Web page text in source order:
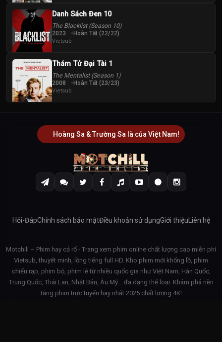
Danh Sách Đen 10
The Blacklist (Season 10)
2023 Hoàn Tất (22/22)
Vietsub
Thám Tử Đại Tài 1
The Mentalist (Season 1)
2008 Hoàn Tất (23/23)
Vietsub
Hoàng Sa & Trường Sa là của Việt Nam!
Hỏi-ĐápChính sách bảo mậtĐiều khoản sử dụngGiới thiệuLiên hệ
Motchill – Phim hay cả rổ - Trang xem phim online chất lượng cao miễn phí
Vietsub, thuyết minh, lồng tiếng full HD. Kho phim mới khổng lồ, phim
chiếu rạp, phim bộ, phim lẻ từ nhiều quốc gia như Việt Nam, Hàn Quốc,
Trung Quốc, Thái Lan, Nhật Bản, Âu Mỹ… đa dạng thể loại. Khám phá nền
tảng phim trực tuyến hay nhất 2025 chất lượng 4K!